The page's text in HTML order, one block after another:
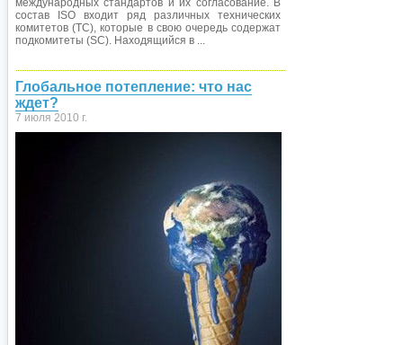
международных стандартов и их согласование. В
состав ISO входит ряд различных технических
комитетов (TC), которые в свою очередь содержат
подкомитеты (SC). Находящийся в ...
Глобальное потепление: что нас
ждет?
7 июля 2010 г.